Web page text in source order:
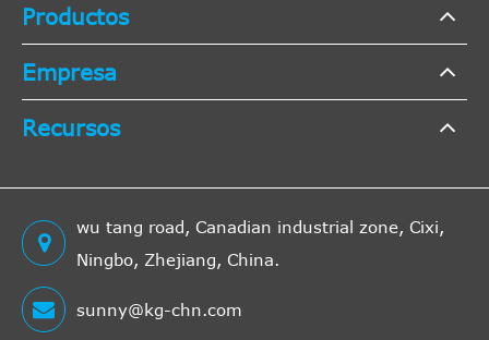
Productos
Empresa
Recursos
wu tang road, Canadian industrial zone, Cixi,
Ningbo, Zhejiang, China.
sunny@kg-chn.com